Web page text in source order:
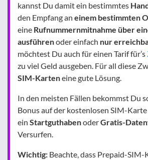
kannst Du damit ein bestimmtes
den Empfang an einem bestimmten
eine Rufnummernmitnahme über
ausführenoder einfach nur
möchtest Du auch für einen Tarif für’s
zu viel Geld ausgeben. Für all diese
SIM-Karteneine gute Lösung.
In den meisten Fällen bekommst Du
Bonus auf der kostenlosen SIM-
ein StartguthabenoderGratis-
Versurfen.
Wichtig: Beachte, dass Prepaid-SIM-